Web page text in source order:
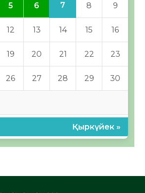
5 6 7 8 9
12 13 14 15 16
19 20 21 22 23
26 27 28 29 30
Қыркүйек »